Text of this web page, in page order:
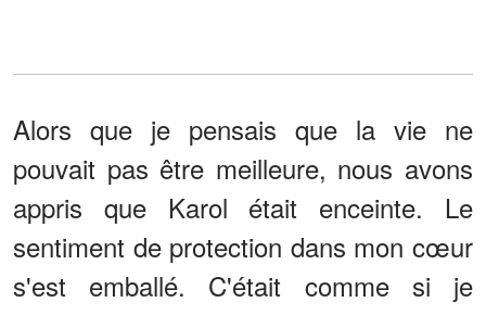
Alors que je pensais que la vie ne
pouvait pas être meilleure, nous avons
appris que Karol était enceinte. Le
sentiment de protection dans mon cœur
s'est emballé. C'était comme si je